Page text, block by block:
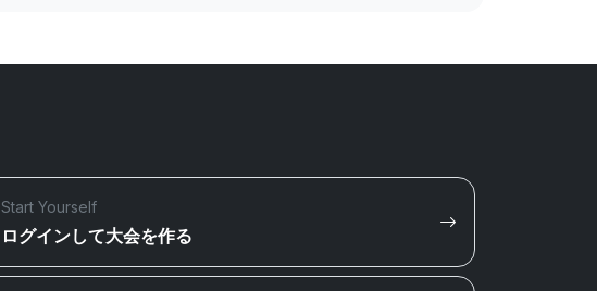
Start Yourself
ログインして大会を作る